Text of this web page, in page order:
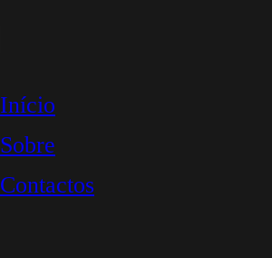
Início
Sobre
Contactos